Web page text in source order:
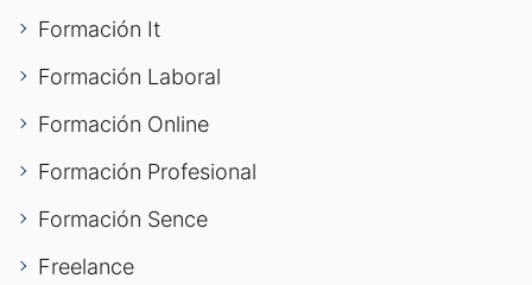
Formación It
Formación Laboral
Formación Online
Formación Profesional
Formación Sence
Freelance